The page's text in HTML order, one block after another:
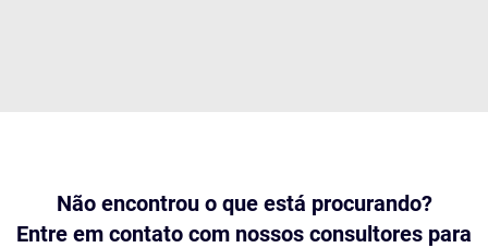
Não encontrou o que está procurando?
Entre em contato com nossos consultores para